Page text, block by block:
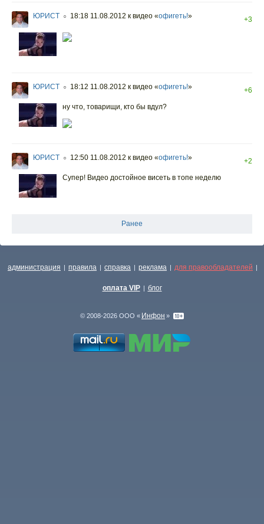
ЮРИСТ ○ 18:18 11.08.2012 к видео «офигеть!» +3
ЮРИСТ ○ 18:12 11.08.2012 к видео «офигеть!»
+6
ну что, товарищи, кто бы вдул?
ЮРИСТ ○ 12:50 11.08.2012 к видео «офигеть!»
+2
Супер! Видео достойное висеть в топе неделю
Ранее
администрация | правила | справка | реклама | для правообладателей |
оплата VIP | блог
© 2008-2026 ООО « Инфон »